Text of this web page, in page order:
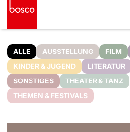
ALLE AUSSTELLUNG FILM
KINDER & JUGEND
LITERATUR
SONSTIGES
THEATER & TANZ
THEMEN & FESTIVALS